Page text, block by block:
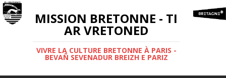
MISSION BRETONNE - TI
AR VRETONED
VIVRE LA CULTURE BRETONNE À PARIS -
BEVAÑ SEVENADUR BREIZH E PARIZ